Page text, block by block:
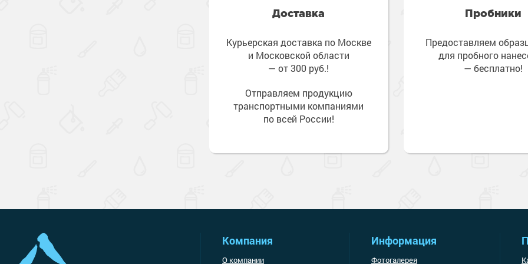
Доставка
Курьерская доставка по Москве
и Московской области
— от 300 руб.!
Отправляем продукцию
транспортными компаниями
по всей России!
Пробники
Предоставляем
для пробного
— бесплатно!
Компания
О компании
Информация
Фотогалерея